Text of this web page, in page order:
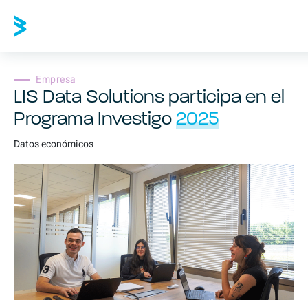
Empresa
LIS Data Solutions participa en el
Programa Investigo 2025
Datos económicos